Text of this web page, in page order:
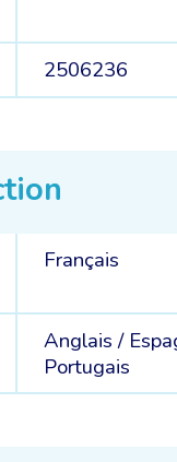
2506236
Français
Anglais /
Portugais